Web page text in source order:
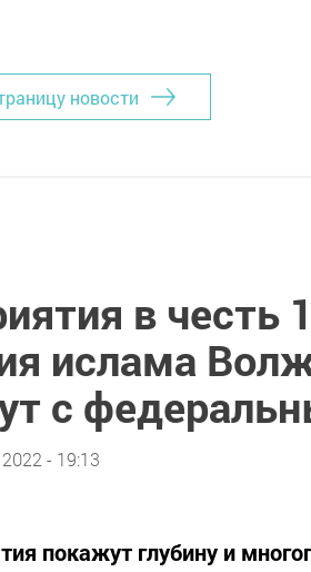
новости
в честь
ислама
с
- 19:13
покажут глубину и